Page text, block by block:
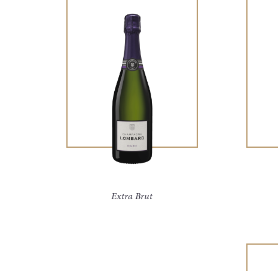
Extra Brut